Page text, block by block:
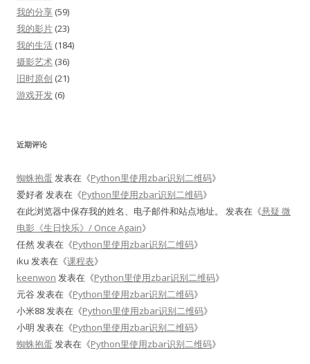
我的分享 (59)
我的影片 (23)
我的生活 (184)
摄影艺术 (36)
旧时原创 (21)
游戏开发 (6)
近期评论
蜘蛛抱蛋 发表在《Python里使用zbar识别二维码》
爱好者发表在《Python里使用zbar识别二维码》
在此浏览器中保存我的姓名、电子邮件和站点地址。
发表在《悬疑 微
电影《生日快乐》/ Once Again》
任然 发表在《Python里使用zbar识别二维码》
iku 发表在《课程表》
keenwon 发表在《Python里使用zbar识别二维码》
元谷发表在《Python里使用zbar识别二维码》
小米88发表在《Python里使用zbar识别二维码》
小明 发表在《Python里使用zbar识别二维码》
蜘蛛抱蛋 发表在《Python里使用zbar识别二维码》